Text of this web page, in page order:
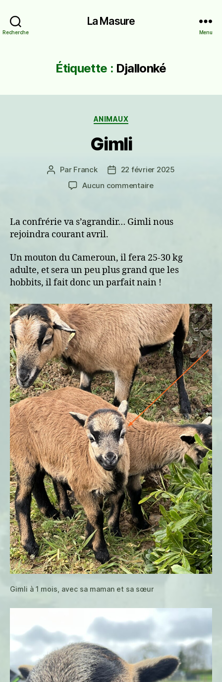
Recherche
La Masure
Menu
Étiquette : Djallonké
Catégories
ANIMAUX
Gimli
Auteur
l’article
Par Franck
Date22 février 2025
Aucun commentairesur
La confrérie va s’agrandir… Gimli nous
rejoindra courant avril.
Un mouton du Cameroun, il fera 25-30 kg
adulte, et sera un peu plus grand que les
hobbits, il fait donc un parfait nain !
Gimli à 1 mois, avec sa maman et sa sœur